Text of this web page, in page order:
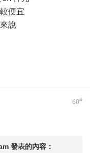
便宜
說
60#
發表的內容：